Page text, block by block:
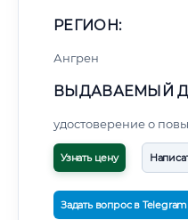
РЕГИОН:
Ангрен
ВЫДАВАЕМЫЙ
удостоверение о
Узнать цену
Задать вопрос в Telegram